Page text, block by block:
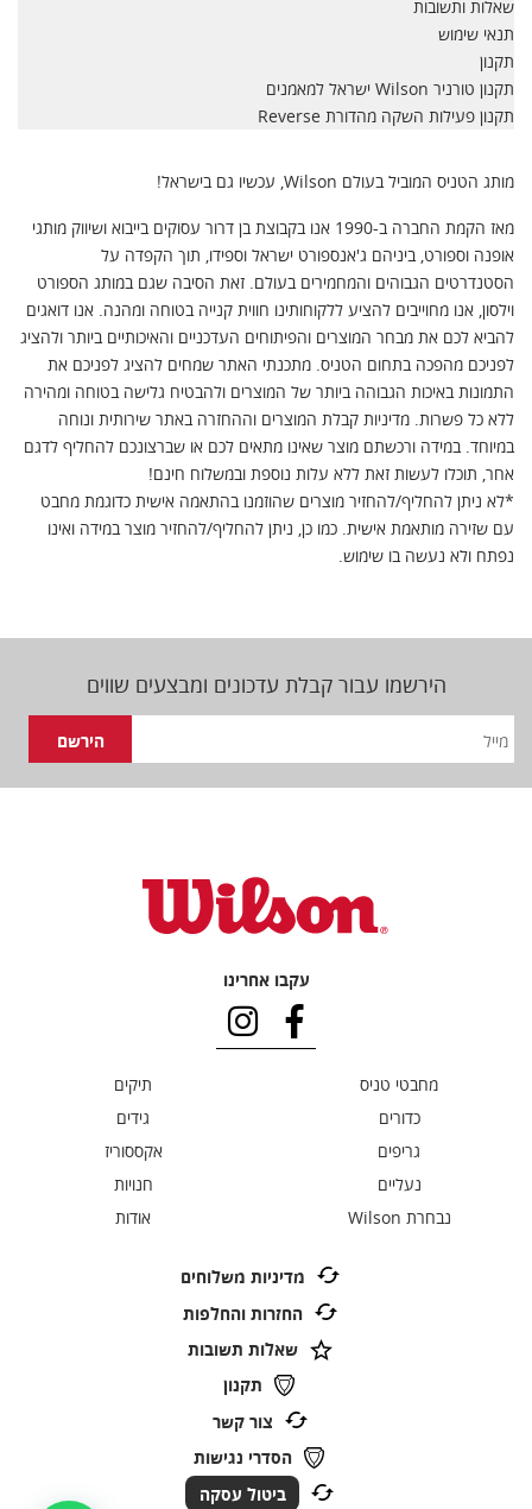
שאלות ותשובות
תנאי שימוש
תקנון
תקנון טורניר Wilson ישראל למאמנים
תקנון פעילות השקה מהדורת Reverse
מותג הטניס המוביל בעולם Wilson, עכשיו גם בישראל!
מאז הקמת החברה ב-1990 אנו בקבוצת בן דרור עסוקים בייבוא ושיווק מותגי
אופנה וספורט, ביניהם ג'אנספורט ישראל וספידו, תוך הקפדה על
הסטנדרטים הגבוהים והמחמירים בעולם. זאת הסיבה שגם במותג הספורט
וילסון, אנו מחוייבים להציע ללקוחותינו חווית קנייה בטוחה ומהנה. אנו דואגים
להביא לכם את מבחר המוצרים והפיתוחים העדכניים והאיכותיים ביותר ולהציג
לפניכם מהפכה בתחום הטניס. מתכנתי האתר שמחים להציג לפניכם את
התמונות באיכות הגבוהה ביותר של המוצרים ולהבטיח גלישה בטוחה ומהירה
ללא כל פשרות. מדיניות קבלת המוצרים וההחזרה באתר שירותית ונוחה
במיוחד. במידה ורכשתם מוצר שאינו מתאים לכם או שברצונכם להחליף לדגם
אחר, תוכלו לעשות זאת ללא עלות נוספת ובמשלוח חינם!
*לא ניתן להחליף/להחזיר מוצרים שהוזמנו בהתאמה אישית כדוגמת מחבט
עם שזירה מותאמת אישית. כמו כן, ניתן להחליף/להחזיר מוצר במידה ואינו
נפתח ולא נעשה בו שימוש.
הירשמו עבור קבלת עדכונים ומבצעים שווים
עקבו אחרינו
מחבטי טניס
תיקים
כדורים
גידים
גריפים
אקססוריז
נעליים
חנויות
נבחרת Wilson
אודות
מדיניות משלוחים
החזרות והחלפות
שאלות תשובות
תקנון
צור קשר
הסדרי נגישות
ביטול עסקה